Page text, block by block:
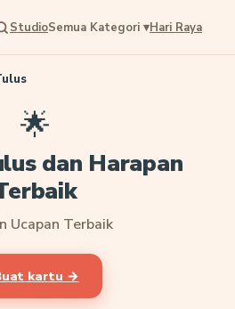
StudioSemua Kategori ▾Hari Raya
🌟
dan Harapan
Ucapan Terbaik
kartu →